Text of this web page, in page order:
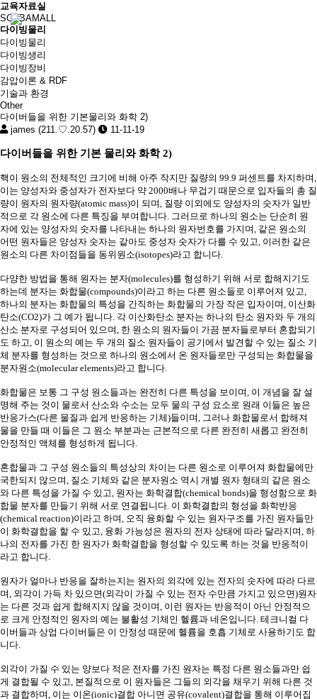
교육자료실
SCUBAMALL
다이빙물리
다이빙물리
다이빙생리
다이빙장비
감압이론 & RDF
기술과 환경
Other
다이버들을 위한 기본물리와 화학 2)
james (211.♡.20.57)
11-11-19
다이버들을 위한 기본 물리와 화학2)
핵이 원소의 전체적인 크기에 비해 아주 작지만 질량의 99.9 퍼센트를 차지하며,
이는 양성자와 중성자가 전자보다 약 2000배나 무겁기 때문으로 입자들의 총 질
량이 원자의 원자량(atomic mass)이 되며, 질량 이외에도 양성자의 숫자가 일반
적으로 각 원소에 다른 특징을 부여합니다. 그러므로 하나의 원소는 단순히 원
자에 있는 양성자의 숫자를 나타내는 하나의 원자번호를 가지며, 같은 원소의
어떤 원자들은 양성자 숫자는 같아도 중성자 숫자가 다를 수 있고, 이러한 같은
원소의 다른 차이점들을 동위원소(isotopes)라고 합니다.
다양한 방법을 통해 원자는 분자(molecules)를 형성하기 위해 서로 합해지기도
하는데 분자는 화합물(compounds)이라고 하는 다른 원소들로 이루어져 있고,
하나의 분자는 화합물의 특성을 간직하는 화합물의 가장 작은 입자이며, 이산화
탄소(CO2)가 그 예가 됩니다. 각 이산화탄소 분자는 하나의 탄소 원자와 두 개의
산소 분자로 구성되어 있으며, 한 원소의 원자들이 가끔 분자들로부터 혼합되기
도 하고, 이 원소의 예는 두 개의 질소 원자들이 공기에서 발견할 수 있는 질소 기
체 분자를 형성하는 것으로 하나의 원소에서 온 원자들로만 구성되는 화합물을
분자원소(molecular elements)라고 합니다.
화합물은 보통 그 구성 원소들과는 완전히 다른 특성을 보이며, 이 개념을 잘 설
명해 주는 것이 물로서 산소와 수소는 모두 물의 구성 요소로 원래 이들은 높은
반응가스(다른 물질과 쉽게 반응하는 기체)들이며, 그러나 화합물로서 합해져
물을 만들 때 이들은 그 원소 부분과는 근본적으로 다른 완전히 새롭고 완전히
안정적인 액체를 형성하게 됩니다.
혼합물과 그 구성 원소들의 특성상의 차이는 다른 원소로 이루어져 화합물에만
국한되지 않으며, 질소 기체와 같은 분자원소 역시 개별 원자 형태의 같은 원소
와 다른 특성을 가질 수 있고, 원자는 화학결합(chemical bonds)을 형성함으로 화
합물 분자를 만들기 위해 서로 연결됩니다. 이 화학결합의 형성을 화학반응
(chemical reaction)이라고 하며, 오직 융화할 수 있는 원자구조를 가진 원자들만
이 화학결합을 할 수 있고, 융화 가능성은 원자의 전자 상태에 따라 달라지며, 하
나의 전자를 가진 한 원자가 화학결합을 형성할 수 있도록 하는 것을 반응적이
라고 합니다.
원자가 얼마나 반응을 잘하는지는 원자의 외각에 있는 전자의 숫자에 따라 다르
며, 외각이 가득 차 있으면(외각이 가질 수 있는 전자 수만큼 가지고 있으면)원자
는 다른 것과 쉽게 합해지지 않을 것이며, 이런 원자는 반응적이 아닌 안정적으
로 크게 안정적인 원자의 예는 불활성 기체인 헬륨과 네온입니다. 테크니컬 다
이버들과 상업 다이버들은 이 안정성 때문에 헬륨을 호흡 기체로 사용하기도 합
니다.
외각이 가질 수 있는 양보다 적은 전자를 가진 원자는 특정 다른 원소들과만 쉽
게 결합될 수 있고, 본질적으로 이 원자들은 그들의 외각을 채우기 위해 다른 것
과 결합하며, 이는 이온(ionic)결합 아니면 공유(covalent)결합을 통해 이루어집